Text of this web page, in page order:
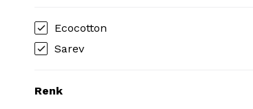
Ecocotton
Sarev
Renk